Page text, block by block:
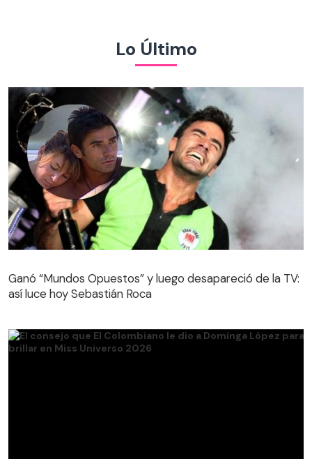
Lo Último
Ganó “Mundos Opuestos” y luego desapareció de la TV:
así luce hoy Sebastián Roca